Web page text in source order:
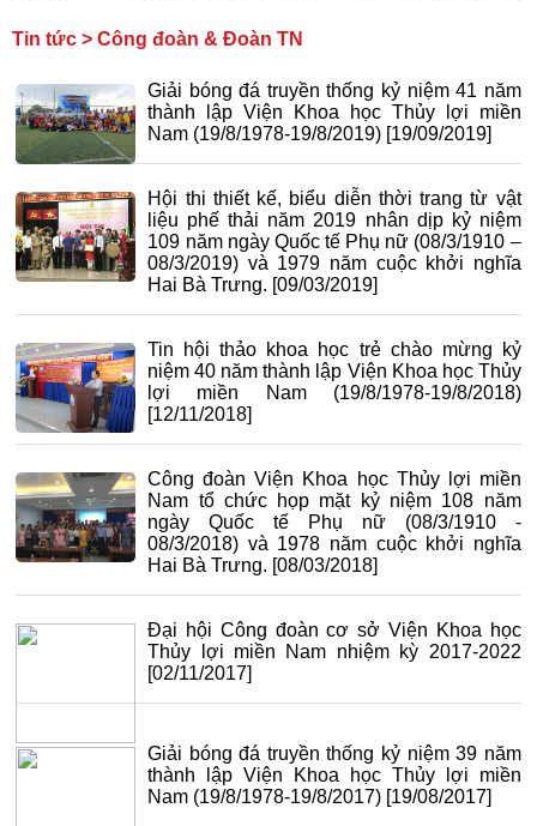
Tin tức > Công đoàn & Đoàn TN
Giải bóng đá truyền thống kỷ niệm 41 năm
thành lập Viện Khoa học Thủy lợi miền
Nam (19/8/1978-19/8/2019) [19/09/2019]
Hội thi thiết kế, biểu diễn thời trang từ vật
liệu phế thải năm 2019 nhân dịp kỷ niệm
109 năm ngày Quốc tế Phụ nữ (08/3/1910 –
08/3/2019) và 1979 năm cuộc khởi nghĩa
Hai Bà Trưng. [09/03/2019]
Tin hội thảo khoa học trẻ chào mừng kỷ
niệm 40 năm thành lập Viện Khoa học Thủy
lợi miền Nam (19/8/1978-19/8/2018)
[12/11/2018]
Công đoàn Viện Khoa học Thủy lợi miền
Nam tổ chức họp mặt kỷ niệm 108 năm
ngày Quốc tế Phụ nữ (08/3/1910 -
08/3/2018) và 1978 năm cuộc khởi nghĩa
Hai Bà Trưng. [08/03/2018]
Đại hội Công đoàn cơ sở Viện Khoa học
Thủy lợi miền Nam nhiệm kỳ 2017-2022
[02/11/2017]
Giải bóng đá truyền thống kỷ niệm 39 năm
thành lập Viện Khoa học Thủy lợi miền
Nam (19/8/1978-19/8/2017) [19/08/2017]